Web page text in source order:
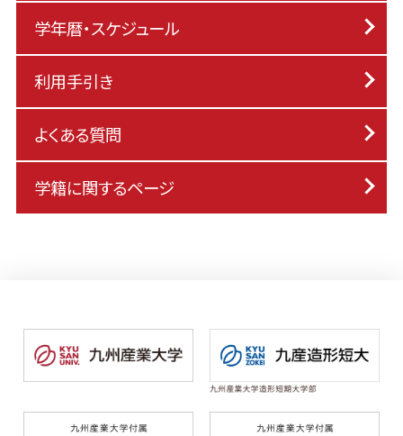
学年暦・スケジュール
利用手引き
よくある質問
学籍に関するページ